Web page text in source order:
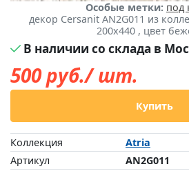
Особые метки: под
декор Cersanit AN2G011 из
200x440 , цвет
В наличии со склада в
500руб./ шт.
Купить
Коллекция
Atria
Артикул
AN2G011